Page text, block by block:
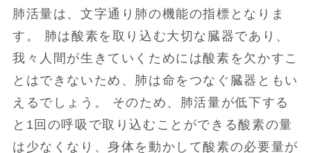
肺活量は、文字通り肺の機能の指標となりま
す。 肺は酸素を取り込む大切な臓器であり、
我々人間が生きていくためには酸素を欠かすこ
とはできないため、肺は命をつなぐ臓器ともい
えるでしょう。 そのため、肺活量が低下する
と1回の呼吸で取り込むことができる酸素の量
は少なくなり、身体を動かして酸素の必要量が